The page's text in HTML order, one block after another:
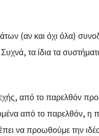
(αν και όχι όλα)
τα ίδια τα
από το παρελθόν
από το παρελθόν, η
να προωθούμε την